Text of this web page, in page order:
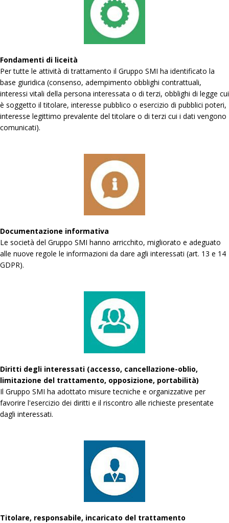
Fondamenti di liceità
Per tutte le attività di trattamento il Gruppo SMI ha identificato la
base giuridica (consenso, adempimento obblighi contrattuali,
interessi vitali della persona interessata o di terzi, obblighi di legge cui
è soggetto il titolare, interesse pubblico o esercizio di pubblici poteri,
interesse legittimo prevalente del titolare o di terzi cui i dati vengono
comunicati).
Documentazione informativa
Le società del Gruppo SMI hanno arricchito, migliorato e adeguato
alle nuove regole le informazioni da dare agli interessati (art. 13 e 14
GDPR).
Diritti degli interessati (accesso, cancellazione-oblio,
limitazione del trattamento, opposizione, portabilità)
Il Gruppo SMI ha adottato misure tecniche e organizzative per
favorire l'esercizio dei diritti e il riscontro alle richieste presentate
dagli interessati.
Titolare, responsabile, incaricato del trattamento